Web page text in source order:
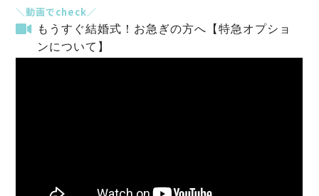
＼動画でcheck／
もうすぐ結婚式！お急ぎの方へ【特急オプショ
ンについて】